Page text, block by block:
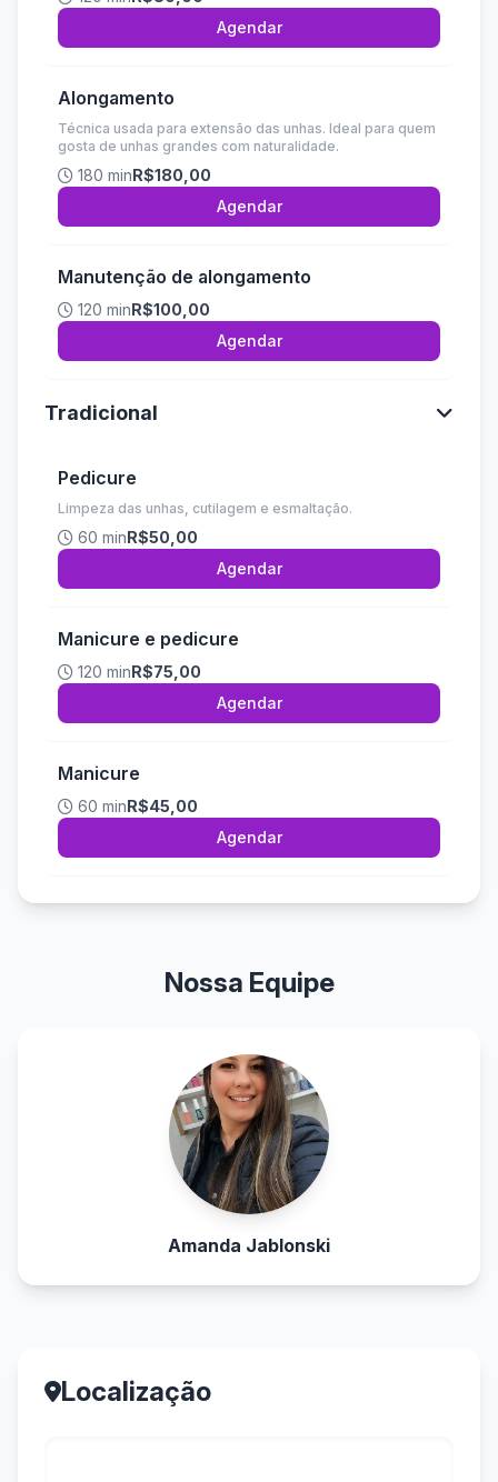
Agendar
Alongamento
Técnica usada para extensão das unhas. Ideal para quem
gosta de unhas grandes com naturalidade.
180 minR$180,00
Agendar
Manutenção de alongamento
120 minR$100,00
Agendar
Tradicional
Pedicure
Limpeza das unhas, cutilagem e esmaltação.
60 minR$50,00
Agendar
Manicure e pedicure
120 minR$75,00
Agendar
Manicure
60 minR$45,00
Agendar
Nossa Equipe
Amanda Jablonski
Localização